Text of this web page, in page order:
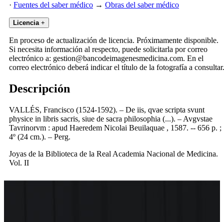
· Fuentes del saber médico → Obras del saber médico
Licencia +
En proceso de actualización de licencia. Próximamente disponible.
Si necesita información al respecto, puede solicitarla por correo
electrónico a: gestion@bancodeimagenesmedicina.com. En el
correo electrónico deberá indicar el título de la fotografía a consultar.
Descripción
VALLÉS, Francisco (1524-1592). – De iis, qvae scripta svunt
physice in libris sacris, siue de sacra philosophia (...). – Avgvstae
Tavrinorvm : apud Haeredem Nicolai Beuilaquae , 1587. -- 656 p. ;
4º (24 cm.). – Perg.
Joyas de la Biblioteca de la Real Academia Nacional de Medicina.
Vol. II